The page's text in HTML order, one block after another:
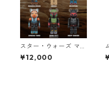
スター・ウォーズ マン
ダロリアン ベアブリッ
ク BE@RBRICK CHAS
¥12,000